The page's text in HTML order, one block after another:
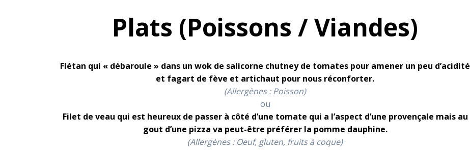
Plats (Poissons / Viandes)
Flétan qui « débaroule » dans un wok de salicorne chutney de tomates pour amener un peu d’acidité
et fagart de fève et artichaut pour nous réconforter.
(Allergènes : Poisson)
ou
Filet de veau qui est heureux de passer à côté d’une tomate qui a l’aspect d’une provençale mais au
gout d’une pizza va peut-être préférer la pomme dauphine.
(Allergènes : Oeuf, gluten, fruits à coque)